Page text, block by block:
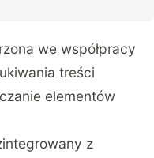
we współpracy
treści
elementów
z